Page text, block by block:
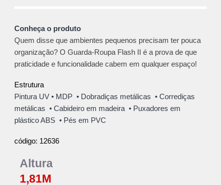
Conheça o produto
Quem disse que ambientes pequenos precisam ter pouca
organização? O Guarda-Roupa Flash II é a prova de que
praticidade e funcionalidade cabem em qualquer espaço!
Estrutura
Pintura UV • MDP • Dobradiças metálicas • Corrediças
metálicas • Cabideiro em madeira • Puxadores em
plástico ABS • Pés em PVC
código: 12636
Altura
1,81M